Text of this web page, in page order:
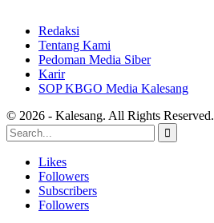
Redaksi
Tentang Kami
Pedoman Media Siber
Karir
SOP KBGO Media Kalesang
© 2026 - Kalesang. All Rights Reserved.
Likes
Followers
Subscribers
Followers